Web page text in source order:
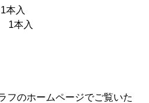
入
本入
フのホームページでご覧いた